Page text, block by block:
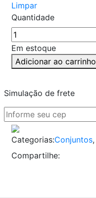
Limpar
Quantidade
Em estoque
Adicionar ao carrinho
Simulação de frete
Categorias:Conjuntos,
Compartilhe: